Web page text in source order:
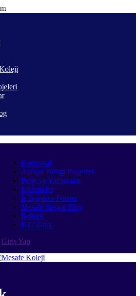
Kurumsal
Avrupa Birliği Projeleri
Proje ve Yarışmalar
Etkinlikler
İş Başvuru Formu
Mesafe Sosyal Blog
İletişim
K12 Giriş
Giriş Yap